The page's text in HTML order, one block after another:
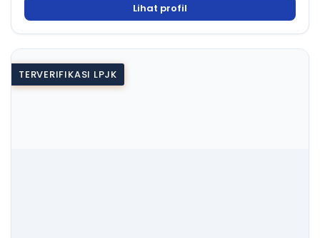
Lihat profil
TERVERIFIKASI LPJK